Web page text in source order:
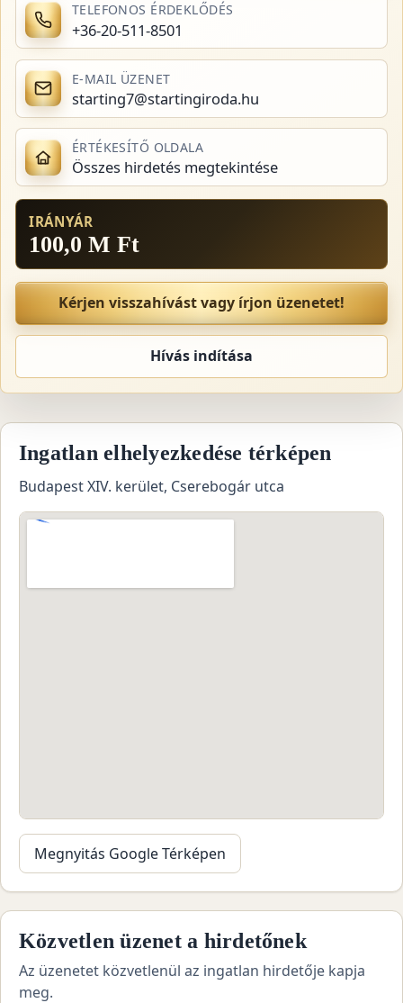
TELEFONOS ÉRDEKLŐDÉS
+36-20-511-8501
E-MAIL ÜZENET
starting7@startingiroda.hu
ÉRTÉKESÍTŐ OLDALA
Összes hirdetés megtekintése
IRÁNYÁR
100,0 M Ft
Kérjen visszahívást vagy írjon üzenetet!
Hívás indítása
Ingatlan elhelyezkedése térképen
Budapest XIV. kerület, Cserebogár utca
Megnyitás Google Térképen
Közvetlen üzenet a hirdetőnek
Az üzenetet közvetlenül az ingatlan hirdetője kapja
meg.